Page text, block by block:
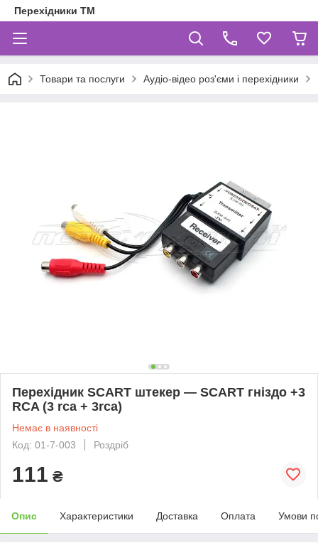
Перехідники ТМ
Товари та послуги Аудіо-відео роз'єми і перехідники
Перехідник SCART штекер — SCART гніздо +3
RCA (3 rca + 3rca)
Немає в наявності
Код: 01-7-003
Роздріб
111 ₴
Опис Характеристики Доставка Оплата Умови